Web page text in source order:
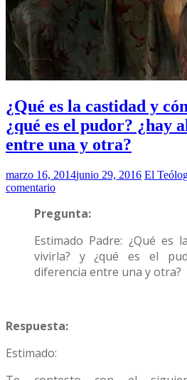
¿Qué es la castidad y
¿qué es el pudor? ¿hay
entre una y otra?
marzo 16, 2014junio 29, 2016 El
comentario
Pregunta:
Estimado Padre: ¿Qué es
vivirla? y ¿qué es el
diferencia entre una y otra?
Respuesta:
Estimado: